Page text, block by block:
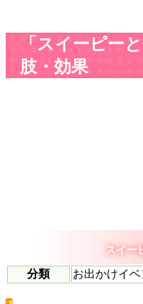
「スイーピー
肢・効果
スイー
分類 お出かけイベ